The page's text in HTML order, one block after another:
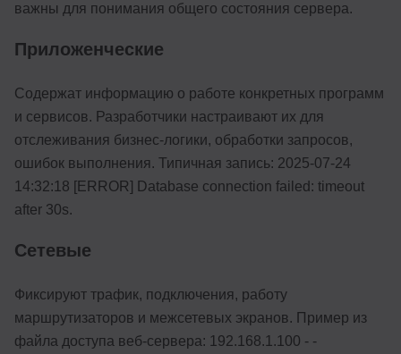
важны для понимания общего состояния сервера.
Приложенческие
Содержат информацию о работе конкретных программ
и сервисов. Разработчики настраивают их для
отслеживания бизнес-логики, обработки запросов,
ошибок выполнения. Типичная запись: 2025-07-24
14:32:18 [ERROR] Database connection failed: timeout
after 30s.
Сетевые
Фиксируют трафик, подключения, работу
маршрутизаторов и межсетевых экранов. Пример из
файла доступа веб-сервера: 192.168.1.100 - -